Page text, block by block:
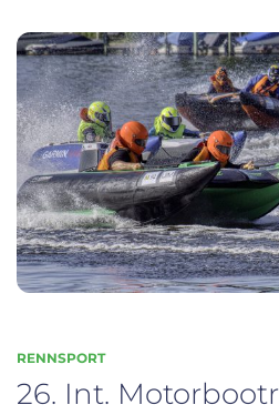
RENNSPORT
26. Int.